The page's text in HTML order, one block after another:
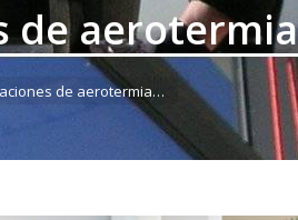
de aerotermia…